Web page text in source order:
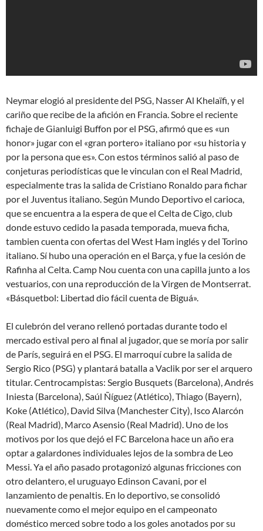
Neymar elogió al presidente del PSG, Nasser Al Khelaïfi, y el
cariño que recibe de la afición en Francia. Sobre el reciente
fichaje de Gianluigi Buffon por el PSG, afirmó que es «un
honor» jugar con el «gran portero» italiano por «su historia y
por la persona que es». Con estos términos salió al paso de
conjeturas periodísticas que le vinculan con el Real Madrid,
especialmente tras la salida de Cristiano Ronaldo para fichar
por el Juventus italiano. Según Mundo Deportivo el carioca,
que se encuentra a la espera de que el Celta de Cigo, club
donde estuvo cedido la pasada temporada, mueva ficha,
tambien cuenta con ofertas del West Ham inglés y del Torino
italiano. Sí hubo una operación en el Barça, y fue la cesión de
Rafinha al Celta. Camp Nou cuenta con una capilla junto a los
vestuarios, con una reproducción de la Virgen de Montserrat.
«Básquetbol: Libertad dio fácil cuenta de Biguá».
El culebrón del verano rellenó portadas durante todo el
mercado estival pero al final al jugador, que se moría por salir
de París, seguirá en el PSG. El marroquí cubre la salida de
Sergio Rico (PSG) y plantará batalla a Vaclik por ser el arquero
titular. Centrocampistas: Sergio Busquets (Barcelona), Andrés
Iniesta (Barcelona), Saúl Ñíguez (Atlético), Thiago (Bayern),
Koke (Atlético), David Silva (Manchester City), Isco Alarcón
(Real Madrid), Marco Asensio (Real Madrid). Uno de los
motivos por los que dejó el FC Barcelona hace un año era
optar a galardones individuales lejos de la sombra de Leo
Messi. Ya el año pasado protagonizó algunas fricciones con
otro delantero, el uruguayo Edinson Cavani, por el
lanzamiento de penaltis. En lo deportivo, se consolidó
nuevamente como el mejor equipo en el campeonato
doméstico merced sobre todo a los goles anotados por su